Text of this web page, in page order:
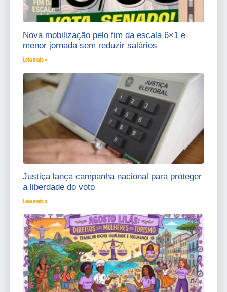
Nova mobilização pelo fim da escala 6×1 e
menor jornada sem reduzir salários
Leia mais »
Justiça lança campanha nacional para proteger
a liberdade do voto
Leia mais »